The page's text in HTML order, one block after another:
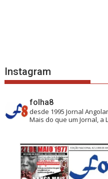
Instagram
folha8
desde 1995 Jornal
Mais do que um Jornal, a